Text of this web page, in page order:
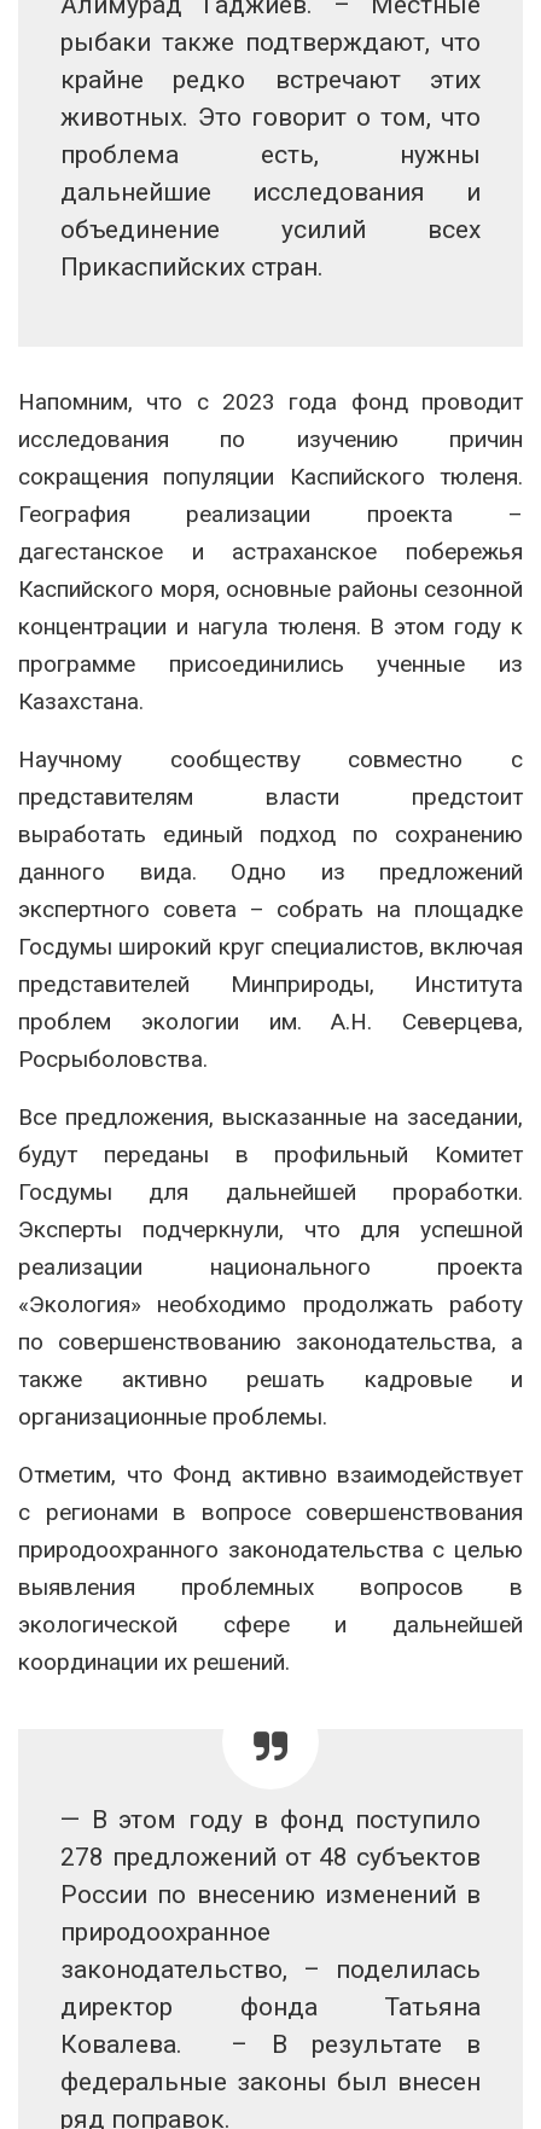
рыбаки также подтверждают, что
крайне редко встречают этих
животных. Это говорит о том, что
проблема есть, нужны
дальнейшие исследования и
объединение усилий всех
Прикаспийских стран.
Напомним, что с 2023 года фонд проводит
исследования по изучению причин
сокращения популяции Каспийского тюленя.
География реализации проекта –
дагестанское и астраханское побережья
Каспийского моря, основные районы сезонной
концентрации и нагула тюленя. В этом году к
программе присоединились ученные из
Казахстана.
Научному сообществу совместно с
представителям власти предстоит
выработать единый подход по сохранению
данного вида. Одно из предложений
экспертного совета – собрать на площадке
Госдумы широкий круг специалистов, включая
представителей Минприроды, Института
проблем экологии им. А.Н. Северцева,
Росрыболовства.
Все предложения, высказанные на заседании,
будут переданы в профильный Комитет
Госдумы для дальнейшей проработки.
Эксперты подчеркнули, что для успешной
реализации национального проекта
«Экология» необходимо продолжать работу
по совершенствованию законодательства, а
также активно решать кадровые и
организационные проблемы.
Отметим, что Фонд активно взаимодействует
с регионами в вопросе совершенствования
природоохранного законодательства с целью
выявления проблемных вопросов в
экологической сфере и дальнейшей
координации их решений.
— В этом году в фонд поступило
278 предложений от 48 субъектов
России по внесению изменений в
природоохранное
законодательство, – поделилась
директор фонда Татьяна
Ковалева. – В результате в
федеральные законы был внесен
ряд поправок.